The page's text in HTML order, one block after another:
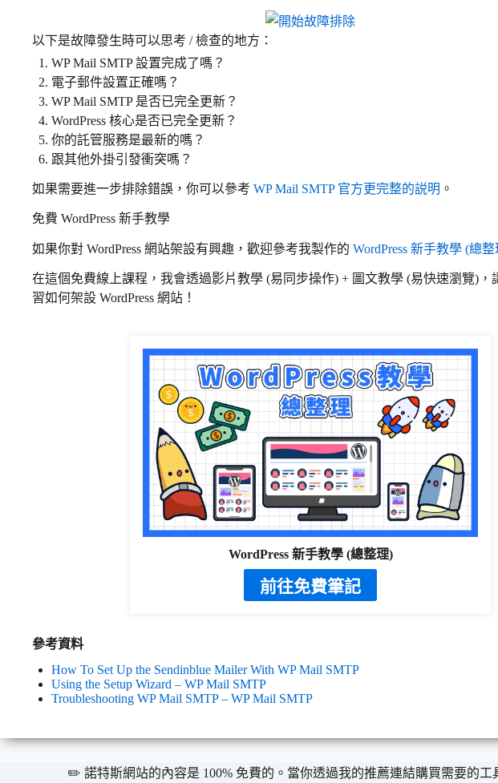
以下是故障發生時可以思考 / 檢查的地方：
WP Mail SMTP 設置完成了嗎？
電子郵件設置正確嗎？
WP Mail SMTP 是否已完全更新？
WordPress 核心是否已完全更新？
你的託管服務是最新的嗎？
跟其他外掛引發衝突嗎？
如果需要進一步排除錯誤，你可以參考 WP Mail SMTP 官方更完整的説明 。
免費 WordPress 新手教學
如果你對 WordPress 網站架設有興趣，歡迎參考我製作的 WordPress 新手教學 (總整
在這個免費線上課程，我會透過影片教學 (易同步操作) + 圖文教學 (易快速瀏覽)，
習如何架設 WordPress 網站！
WordPress 新手教學 (總整理)
前往免費筆記
參考資料
How To Set Up the Sendinblue Mailer With WP Mail SMTP
Using the Setup Wizard – WP Mail SMTP
Troubleshooting WP Mail SMTP – WP Mail SMTP
✏️ 諾特斯網站的內容是 100% 免費的。當你透過我的推薦連結購買需要的